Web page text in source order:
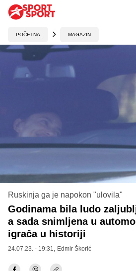
POČETNA MAGAZIN
Ruskinja ga je napokon "ulovila"
Godinama bila ludo
a sada snimljena u
igrača u historiji
24.07.23. - 19:31, Edmir Škorić